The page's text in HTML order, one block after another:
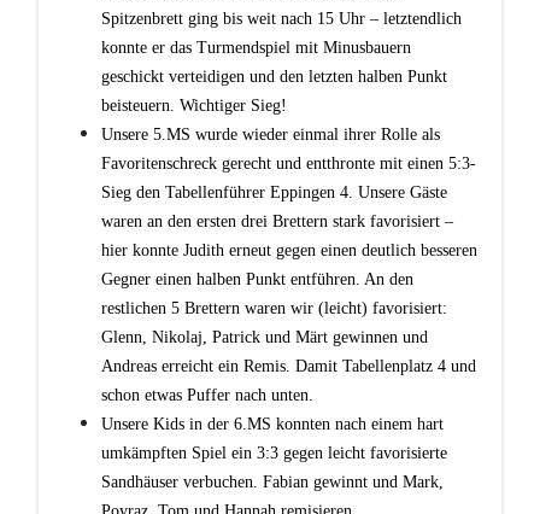
Spitzenbrett ging bis weit nach 15 Uhr – letztendlich
konnte er das Turmendspiel mit Minusbauern
geschickt verteidigen und den letzten halben Punkt
beisteuern. Wichtiger Sieg!
Unsere 5.MS wurde wieder einmal ihrer Rolle als
Favoritenschreck gerecht und entthronte mit einen 5:3-
Sieg den Tabellenführer Eppingen 4. Unsere Gäste
waren an den ersten drei Brettern stark favorisiert –
hier konnte Judith erneut gegen einen deutlich besseren
Gegner einen halben Punkt entführen. An den
restlichen 5 Brettern waren wir (leicht) favorisiert:
Glenn, Nikolaj, Patrick und Märt gewinnen und
Andreas erreicht ein Remis. Damit Tabellenplatz 4 und
schon etwas Puffer nach unten.
Unsere Kids in der 6.MS konnten nach einem hart
umkämpften Spiel ein 3:3 gegen leicht favorisierte
Sandhäuser verbuchen. Fabian gewinnt und Mark,